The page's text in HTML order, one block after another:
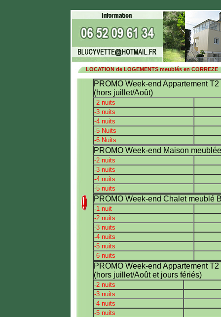
LOCATION de LOGEMENTS meublés en CORREZE
PROMO Week-end Appartement
(hors juillet/Août)
-2 nuits
-3 nuits
-4 nuits
-5 Nuits
-6 Nuits
PROMO Week-end Maison
-2 nuits
-3 nuits
-4 nuits
-5 nuits
PROMO Week-end Chalet meublé
-1 nuit
-2 nuits
-3 nuits
-4 nuits
-5 nuits
-6 nuits
PROMO Week-end Appartement
(hors juillet/Août et jours fériés)
-2 nuits
-3 nuits
-4 nuits
-5 nuits